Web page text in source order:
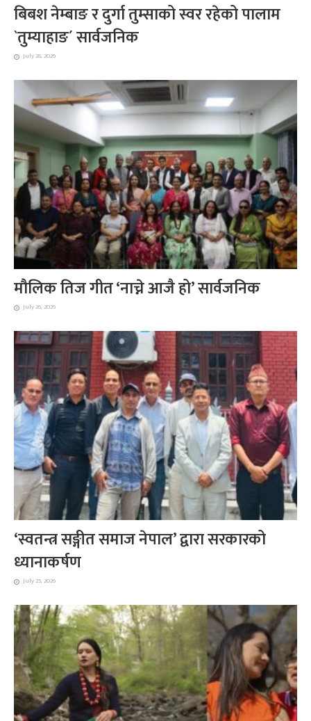
बिबश नेम्बाङ र दुर्गा तुम्साको स्वर रहेको पालाम
`तुम्याहाङ´ सार्वजनिक
July 28, 2026
मौलिक तिज गीत ‘नाच्ने आजै हो’ सार्वजनिक
July 26, 2026
‘स्वतन्त्र सङ्गीत समाज नेपाल’ द्वारा सरकारको
ध्यानाकर्षण
July 25, 2026